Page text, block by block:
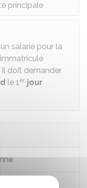
principale
salarié pour la
il doit demander
le 1er jour